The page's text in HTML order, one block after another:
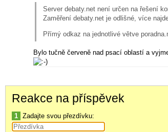
Server debaty.net není určen na řešení
Zaměření debaty.net je odlišné, více
Přímý odkaz na jednotlivé větve
Bylo tučně červeně nad psací oblastí a
Reakce na příspěvek
1 Zadajte svou přezdívku: